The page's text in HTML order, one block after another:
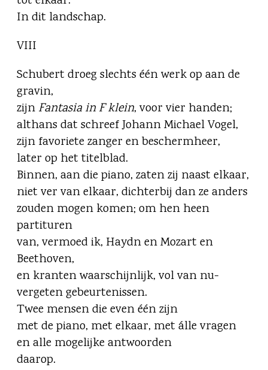
In dit landschap.
VIII
Schubert droeg slechts één werk op aan de
gravin,
zijn Fantasia in F klein, voor vier handen;
althans dat schreef Johann Michael Vogel,
zijn favoriete zanger en beschermheer,
later op het titelblad.
Binnen, aan die piano, zaten zij naast elkaar,
niet ver van elkaar, dichterbij dan ze anders
zouden mogen komen; om hen heen
partituren
van, vermoed ik, Haydn en Mozart en
Beethoven,
en kranten waarschijnlijk, vol van nu-
vergeten gebeurtenissen.
Twee mensen die even één zijn
met de piano, met elkaar, met álle vragen
en alle mogelijke antwoorden
daarop.